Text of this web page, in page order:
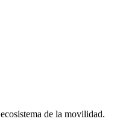
de la movilidad.